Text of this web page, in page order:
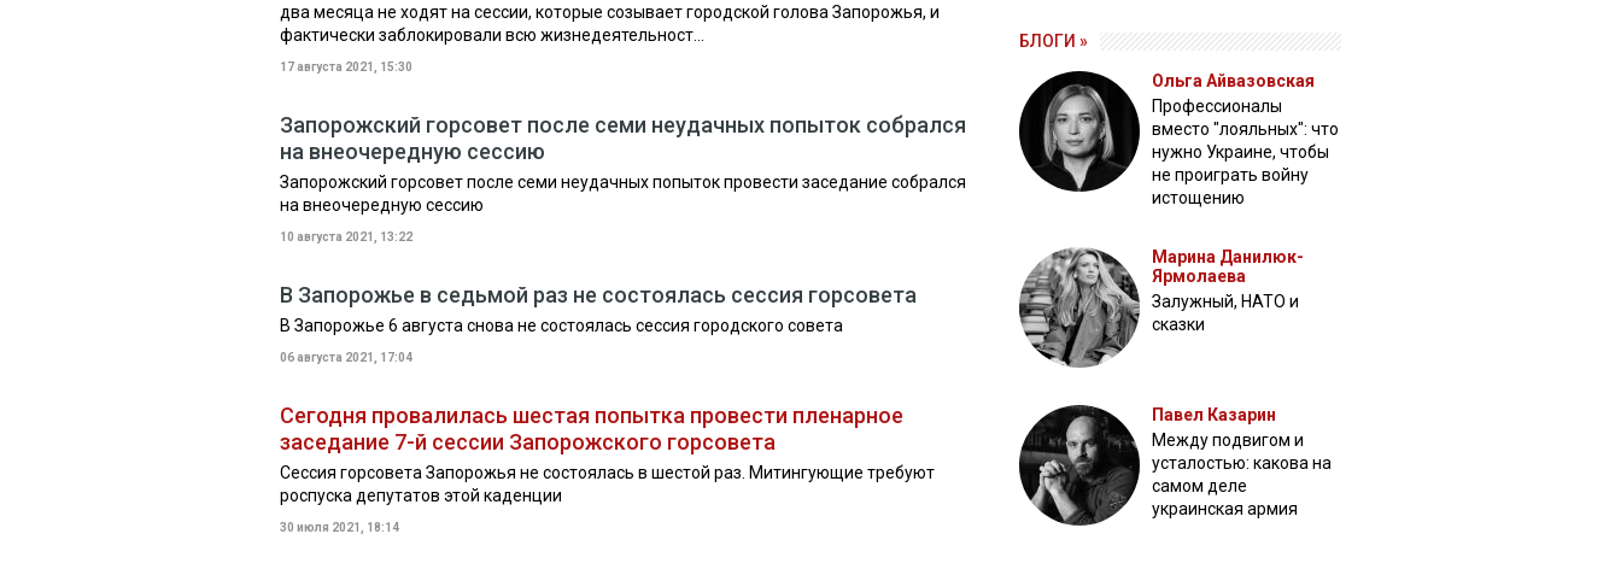
два месяца не ходят на сессии, которые созывает городской голова Запорожья, и
фактически заблокировали всю жизнедеятельност...
17 августа 2021, 15:30
Запорожский горсовет после семи неудачных попыток собрался
на внеочередную сессию
Запорожский горсовет после семи неудачных попыток провести заседание собрался
на внеочередную сессию
10 августа 2021, 13:22
В Запорожье в седьмой раз не состоялась сессия горсовета
В Запорожье 6 августа снова не состоялась сессия городского совета
06 августа 2021, 17:04
Сегодня провалилась шестая попытка провести пленарное
заседание 7-й сессии Запорожского горсовета
Сессия горсовета Запорожья не состоялась в шестой раз. Митингующие требуют
роспуска депутатов этой каденции
30 июля 2021, 18:14
БЛОГИ »
Ольга Айвазовская
Профессионалы
вместо "лояльных": что
нужно Украине, чтобы
не проиграть войну
истощению
Марина Данилюк-
Ярмолаева
Залужный, НАТО и
сказки
Павел Казарин
Между подвигом и
усталостью: какова на
самом деле
украинская армия